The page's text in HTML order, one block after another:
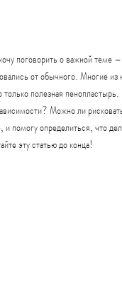
поговорить о важной
от обычного. Многие из
только полезная
Можно ли
помогу определиться, что
эту статью до конца!